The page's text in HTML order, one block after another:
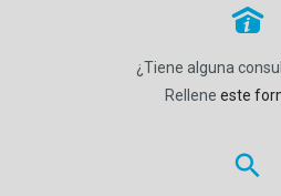
P
¿Tiene alguna
Rellene este